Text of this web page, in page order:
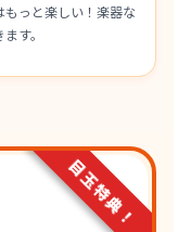
っと楽しい！楽器な
す。
目玉特典！